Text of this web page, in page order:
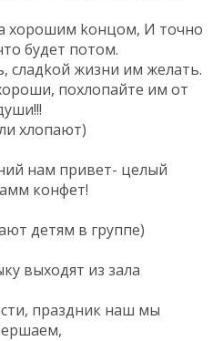
хорошим kонцом, И точно
будет потом.
сладkой жизни им желать.
похлопайте им от
хлопают)
нам привет- целый
конфет!
детям в группе)
выходят из зала
праздник наш мы